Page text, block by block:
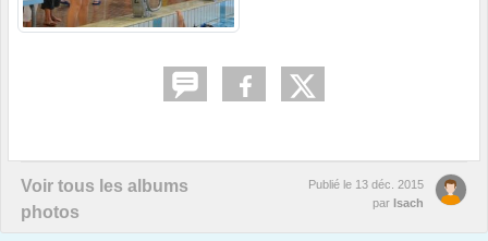
Voir tous les albums
photos
Publié le 13 déc. 2015
par Isach